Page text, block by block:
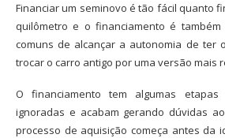
Financiar um seminovo é tão fácil quanto
quilômetro e o financiamento é
comuns de alcançar a autonomia de ter
trocar o carro antigo por uma versão mais
O financiamento tem algumas
ignoradas e acabam gerando dúvidas
processo de aquisição começa antes da